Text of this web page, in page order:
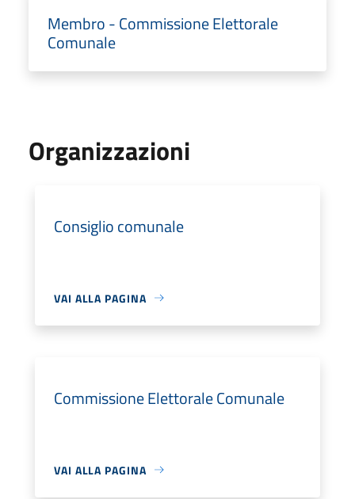
Membro - Commissione Elettorale
Comunale
Organizzazioni
Consiglio comunale
VAI ALLA PAGINA
Commissione Elettorale Comunale
VAI ALLA PAGINA